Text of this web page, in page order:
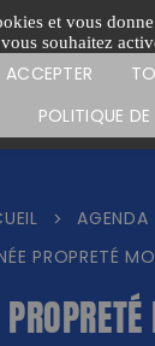
et vous
vous souhaitez
POLITIQUE
ACTIONS
> AGENDA
PROPRETÉ